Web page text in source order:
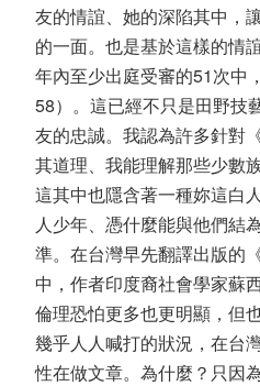
友的情誼、她的深陷其中，
的一面。也是基於這樣的情
年內至少出庭受審的51次中
58）。這已經不只是田野技
友的忠誠。我認為許多針對
其道理、我能理解那些少數
這其中也隱含著一種妳這白
人少年、憑什麼能與他們結
準。在台灣早先翻譯出版的
中，作者印度裔社會學家蘇
倫理恐怕更多也更明顯，但
幾乎人人喊打的狀況，在台
性在做文章。為什麼？只因